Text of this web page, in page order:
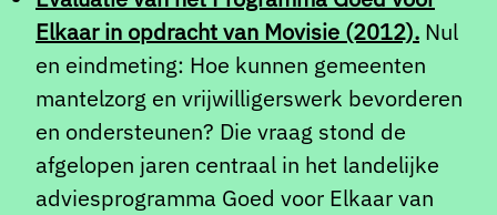
Elkaar in opdracht van Movisie (2012). Nul
en eindmeting: Hoe kunnen gemeenten
mantelzorg en vrijwilligerswerk bevorderen
en ondersteunen? Die vraag stond de
afgelopen jaren centraal in het landelijke
adviesprogramma Goed voor Elkaar van